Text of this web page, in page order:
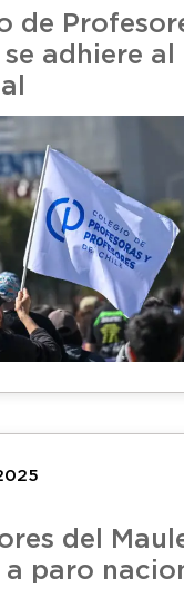
de
adhiere al
del
a paro